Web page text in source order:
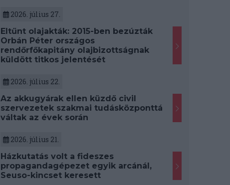
2026. július 27.
Eltűnt olajakták: 2015-ben bezúzták
Orbán Péter országos
rendőrfőkapitány olajbizottságnak
küldött titkos jelentését
2026. július 22.
Az akkugyárak ellen küzdő civil
szervezetek szakmai tudásközponttá
váltak az évek során
2026. július 21.
Házkutatás volt a fideszes
propagandagépezet egyik arcánál,
Seuso-kincset keresett